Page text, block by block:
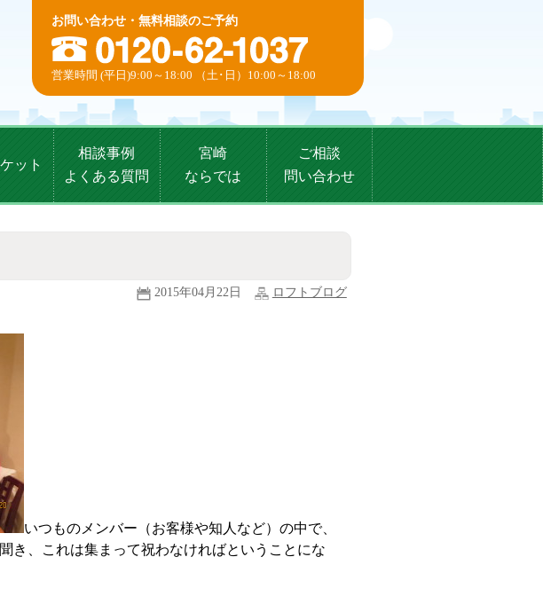
お問い合わせ・無料相談のご予約
営業時間 (平日)9:00～18:00 （土･日）10:00～18:00
ット
相談事例
よくある質問
宮崎
ならでは
ご相談
問い合わせ
2015年04月22日 ロフトブログ
いつものメンバー（お客様や知人など）の中で、
き、これは集まって祝わなければということにな